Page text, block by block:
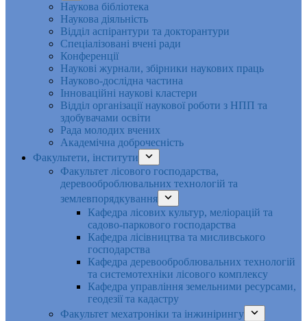
Наукова бібліотека
Наукова діяльність
Відділ аспірантури та докторантури
Спеціалізовані вчені ради
Конференції
Наукові журнали, збірники наукових праць
Науково-дослідна частина
Інноваційні наукові кластери
Відділ організації наукової роботи з НПП та
здобувачами освіти
Рада молодих вчених
Академічна доброчесність
Факультети, інститути
Факультет лісового господарства,
деревооброблювальних технологій та
землевпорядкування
Кафедра лісових культур, меліорацій та
садово-паркового господарства
Кафедра лісівництва та мисливського
господарства
Кафедра деревооброблювальних технологій
та системотехніки лісового комплексу
Кафедра управління земельними ресурсами,
геодезії та кадастру
Факультет мехатроніки та інжинірингу